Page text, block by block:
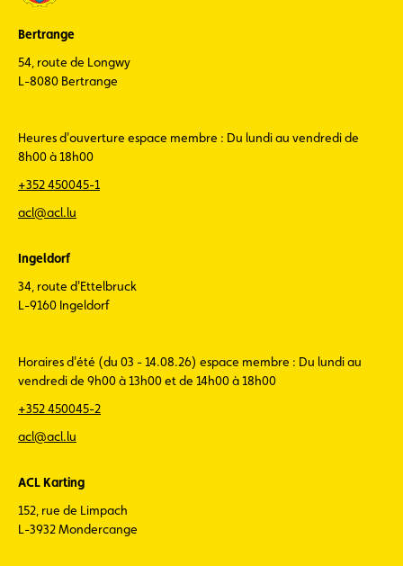
Bertrange
54, route de Longwy
L-8080 Bertrange
Heures d'ouverture espace membre : Du lundi au vendredi de
8h00 à 18h00
+352 450045-1
acl@acl.lu
Ingeldorf
34, route d'Ettelbruck
L-9160 Ingeldorf
Horaires d'été (du 03 - 14.08.26) espace membre : Du lundi au
vendredi de 9h00 à 13h00 et de 14h00 à 18h00
+352 450045-2
acl@acl.lu
ACL Karting
152, rue de Limpach
L-3932 Mondercange